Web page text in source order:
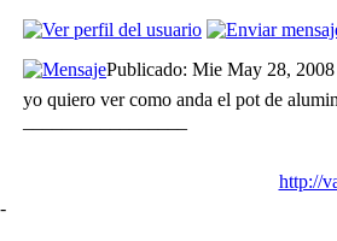
Publicado: Mie May 28,
yo quiero ver como anda el pot de
http://